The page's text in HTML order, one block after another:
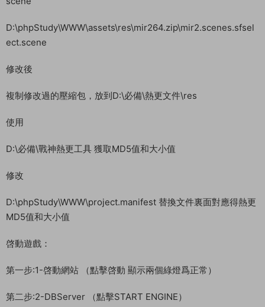
D:\mud2.0\logincenter\logincenter_win\application\controlle
rs\serverlist.lua
n
D:\phpStudy\WWW\project.manifest
址。
D:\phpStudy\WWW\assets\res\mir2.zip\mir2.scenes.sfselect.
D:\phpStudy\WWW\assets\res\mir264.zip\mir2.scenes.sfsel
ect.scene
修改後
複制修改過的壓縮包，放到D:\必備\熱更文件\res